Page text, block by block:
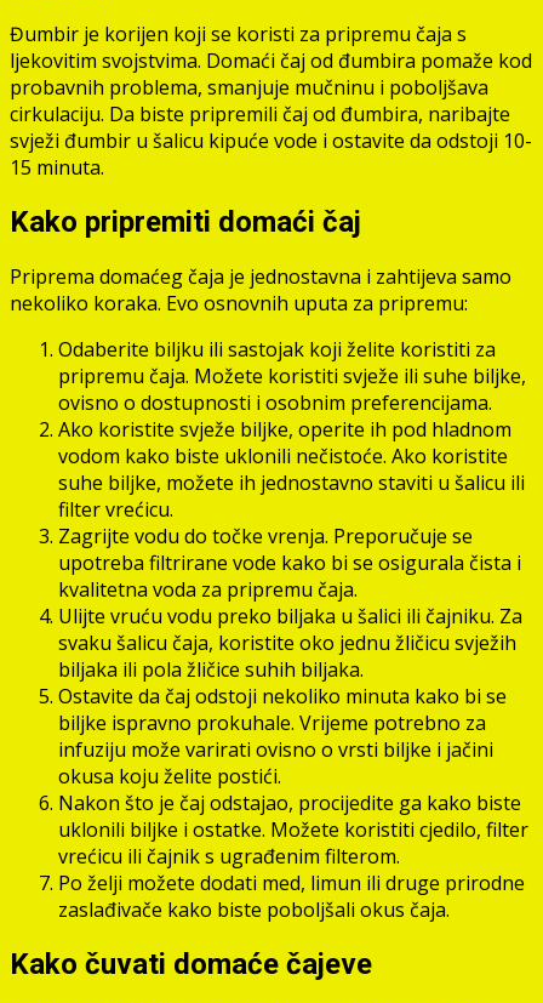
Đumbir je korijen koji se koristi za pripremu čaja s
ljekovitim svojstvima. Domaći čaj od đumbira pomaže kod
probavnih problema, smanjuje mučninu i poboljšava
cirkulaciju. Da biste pripremili čaj od đumbira, naribajte
svježi đumbir u šalicu kipuće vode i ostavite da odstoji 10-
15 minuta.
Kako pripremiti domaći čaj
Priprema domaćeg čaja je jednostavna i zahtijeva samo
nekoliko koraka. Evo osnovnih uputa za pripremu:
Odaberite biljku ili sastojak koji želite koristiti za
pripremu čaja. Možete koristiti svježe ili suhe biljke,
ovisno o dostupnosti i osobnim preferencijama.
Ako koristite svježe biljke, operite ih pod hladnom
vodom kako biste uklonili nečistoće. Ako koristite
suhe biljke, možete ih jednostavno staviti u šalicu ili
filter vrećicu.
Zagrijte vodu do točke vrenja. Preporučuje se
upotreba filtrirane vode kako bi se osigurala čista i
kvalitetna voda za pripremu čaja.
Ulijte vruću vodu preko biljaka u šalici ili čajniku. Za
svaku šalicu čaja, koristite oko jednu žličicu svježih
biljaka ili pola žličice suhih biljaka.
Ostavite da čaj odstoji nekoliko minuta kako bi se
biljke ispravno prokuhale. Vrijeme potrebno za
infuziju može varirati ovisno o vrsti biljke i jačini
okusa koju želite postići.
Nakon što je čaj odstajao, procijedite ga kako biste
uklonili biljke i ostatke. Možete koristiti cjedilo, filter
vrećicu ili čajnik s ugrađenim filterom.
Po želji možete dodati med, limun ili druge prirodne
zaslađivače kako biste poboljšali okus čaja.
Kako čuvati domaće čajeve